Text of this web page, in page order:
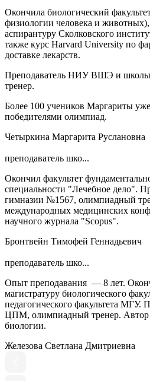
Окончила биологический
физиологии человека и животных),
аспирантуру Сколковского
также курс Harvard University по
доставке лекарств.
Преподаватель НИУ ВШЭ и
тренер.
Более 100 учеников Маргариты
победителями олимпиад.
Четыркина Маргарита Руслановна
преподаватель шко...
Окончил факультет
специальности "Лечебное дело".
гимназии №1567, олимпиадный
международных медицинских
научного журнала "Scopus".
Бронтвейн Тимофей Геннадьевич
преподаватель шко...
Опыт преподавания — 8 лет.
магистратуру биологического
педагогического факультета МГУ.
ЦПМ, олимпиадный тренер. Автор
биологии.
Железова Светлана Дмитриевна